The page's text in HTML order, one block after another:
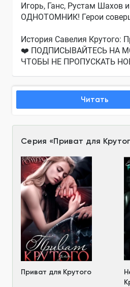
Игорь, Ганс, Рустам Шахов
ОДНОТОМНИК! Герои
История Савелия Крутого:
❤️ ПОДПИСЫВАЙТЕСЬ НА
ЧТОБЫ НЕ ПРОПУСКАТЬ
Читать
Серия «Приват для
Приват для Крутого